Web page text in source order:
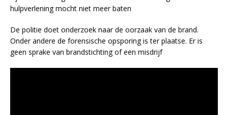
hulpverlening mocht niet meer baten
De politie doet onderzoek naar de oorzaak van de brand.
Onder andere de forensische opsporing is ter plaatse. Er is
geen sprake van brandstichting of een misdrijf